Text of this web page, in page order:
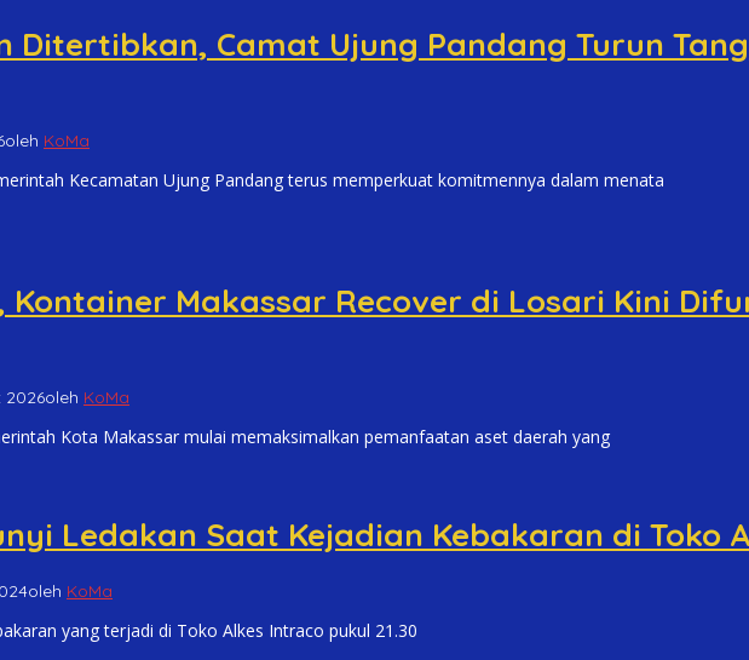
Ditertibkan, Camat Ujung Pandang Turun
oleh KoMa
Kecamatan Ujung Pandang terus memperkuat komitmennya dalam menata
Kontainer Makassar Recover di Losari Kini
2026oleh KoMa
Kota Makassar mulai memaksimalkan pemanfaatan aset daerah yang
Ledakan Saat Kejadian Kebakaran di Toko
oleh KoMa
yang terjadi di Toko Alkes Intraco pukul 21.30